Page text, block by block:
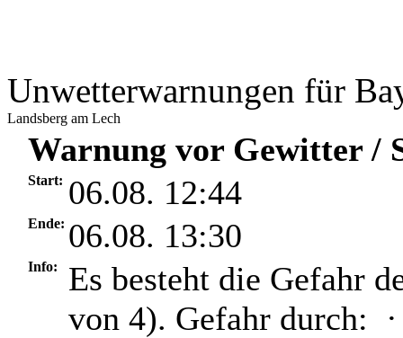
Unwetterwarnungen für
Landsberg am Lech
Warnung vor Gewitter /
Start: 06.08. 12:44
Ende: 06.08. 13:30
Info:
Es besteht die Gefahr
von 4). Gefahr durch: